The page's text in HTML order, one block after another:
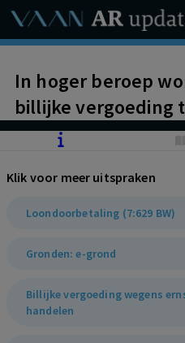
In hoger beroep
billijke vergoeding
een werknemer
geld voorschoot
Gelet op de
hoogte van de
beperkt.
Klik voor meer uitspraken
Loondoorbetaling (7:629 BW)
Gronden: e-grond
Billijke vergoeding wegens
handelen